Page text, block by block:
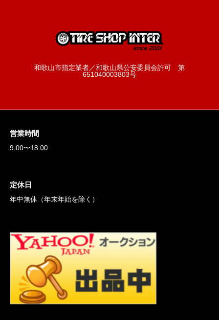
和歌山市指定業者／和歌山県公安委員会許可 第
651040003803号
営業時間
9:00〜18:00
定休日
年中無休（年末年始を除く）